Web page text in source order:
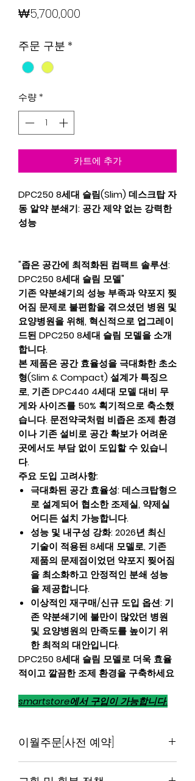
₩5,700,000
주문 구분 *
수량*
카트에 추가
DPC250 8세대 슬림(Slim) 데스크탑 자
동 알약 분쇄기: 공간 제약 없는 강력한
성능
"좁은 공간에 최적화된 컴팩트 솔루션:
DPC250 8세대 슬림 모델"
기존 약분쇄기의 성능 부족과 약포지 찢
어짐 문제로 불편함을 겪으셨던 병원 및
요양병원을 위해, 혁신적으로 업그레이
드된 DPC250 8세대 슬림 모델을 소개
합니다.
본 제품은 공간 효율성을 극대화한 초소
형(Slim & Compact) 설계가 특징으
로, 기존 DPC440 4세대 모델 대비 무
게와 사이즈를 50% 획기적으로 축소했
습니다. 문전약국처럼 비좁은 조제 환경
이나 기존 설비로 공간 확보가 어려운
곳에서도 부담 없이 도입할 수 있습니
다.
주요 도입 고려사항:
극대화된 공간 효율성: 데스크탑형으
로 설계되어 협소한 조제실, 약제실
어디든 설치 가능합니다.
성능 및 내구성 강화: 2026년 최신
기술이 적용된 8세대 모델로, 기존
제품의 문제점이었던 약포지 찢어짐
을 최소화하고 안정적인 분쇄 성능
을 제공합니다.
이상적인 재구매/신규 도입 옵션: 기
존 약분쇄기에 불만이 많았던 병원
및 요양병원의 만족도를 높이기 위
한 최적의 대안입니다.
DPC250 8세대 슬림 모델로 더욱 효율
적이고 깔끔한 조제 환경을 구축하세요
smartstore에서 구입이 가능합니다.
이월주문[사전 예약]
구 옵션 가